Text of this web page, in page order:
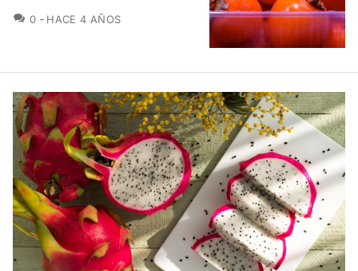
0 COMENTARIOS
HACE 4 AÑOS